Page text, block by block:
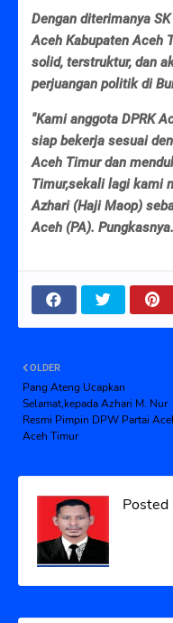
Dengan diterimanya
Aceh Kabupaten Aceh
solid, terstruktur, dan
perjuangan politik di
"Kami anggota DPRK
siap bekerja sesuai
Aceh Timur dan
Timur,sekali lagi kami
Azhari (Haji Maop)
Aceh (PA). Pungkasnya.
OLDER
Pang Ateng Ucapkan
Selamat,kepada Azhari M. Nur
Resmi Pimpin DPW Partai
Aceh Timur
Posted